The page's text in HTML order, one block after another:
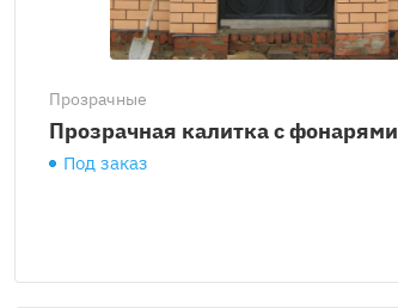
Прозрачные
Прозрачная калитка с фонарями
Под заказ